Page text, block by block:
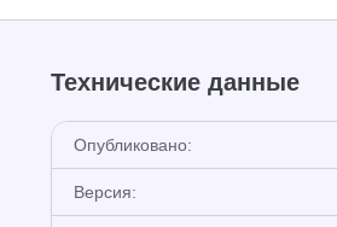
Технические данные
Опубликовано:
Версия: